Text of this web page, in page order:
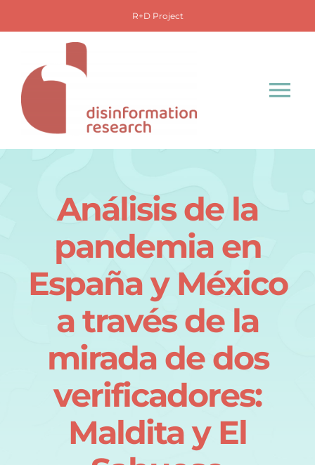
R+D Project
Inicio
Observatorio
Base de datos
Quiénes somos
Análisis de la
pandemia en
España y México
a través de la
mirada de dos
verificadores:
Maldita y El